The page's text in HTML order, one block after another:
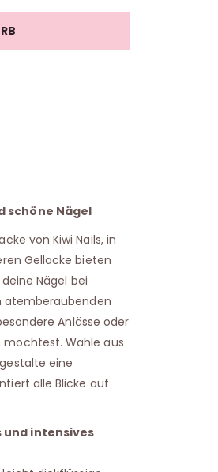
schöne Nägel
von Kiwi Nails, in
Gellacke bieten
Nägel bei
atemberaubenden
Anlässe oder
möchtest. Wähle aus
eine
alle Blicke auf
intensives